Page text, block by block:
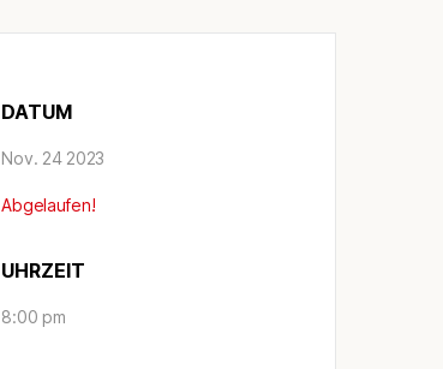
DATUM
Nov. 24 2023
Abgelaufen!
UHRZEIT
8:00 pm